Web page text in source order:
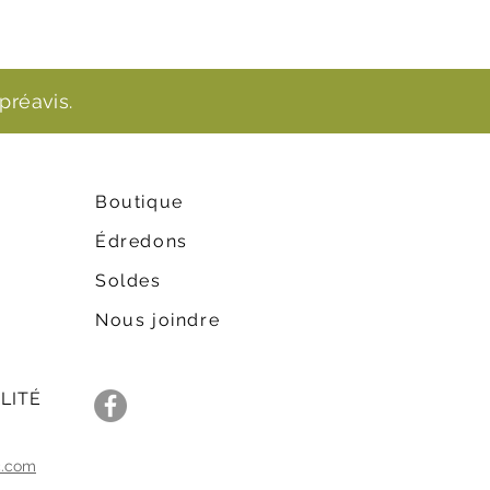
Boutique
Édredons
Soldes
Nous joindre